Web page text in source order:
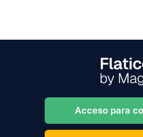
Acceso para